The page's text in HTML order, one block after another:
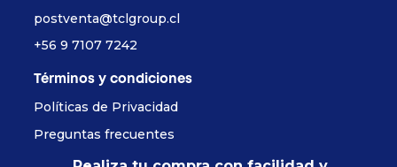
postventa@tclgroup.cl
+56 9 7107 7242
Términos y condiciones
Políticas de Privacidad
Preguntas frecuentes